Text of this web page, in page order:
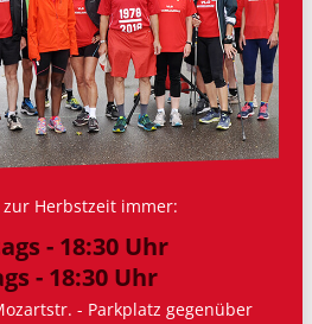
Herbstzeit immer:
- 18:30 Uhr
- 18:30 Uhr
- Parkplatz gegenüber